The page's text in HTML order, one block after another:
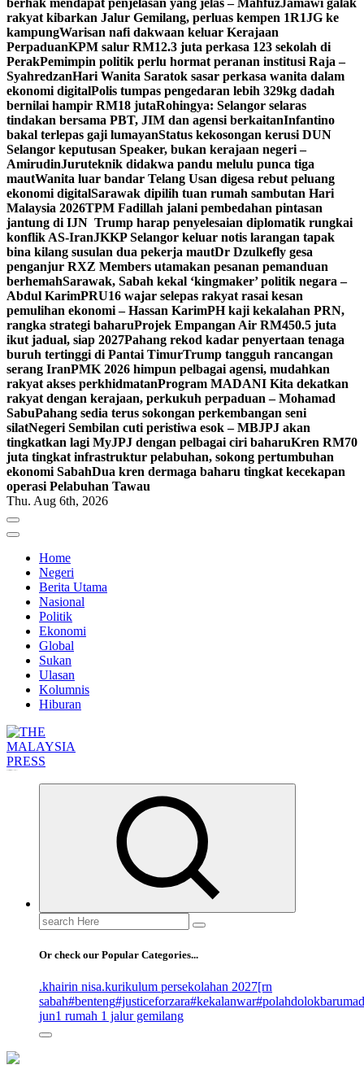
berhak mendapat penjelasan yang jelas – MahfuzJamawi galak
rakyat kibarkan Jalur Gemilang, perluas kempen 1R1JG ke
kampungWarisan nafi dakwaan keluar Kerajaan
PerpaduanKPM salur RM12.3 juta perkasa 123 sekolah di
PerakPemimpin politik perlu hormat peranan institusi Raja –
SyahredzanHari Wanita Saratok sasar perkasa wanita dalam
ekonomi digitalPolis tumpas pengedaran lebih 329kg dadah
bernilai hampir RM18 jutaRohingya: Selangor selaras
tindakan bersama PBT, JIM dan agensi berkaitanInfantino
bakal terlepas gaji lumayanStatus kekosongan kerusi DUN
Selangor keputusan Speaker, bukan kerajaan negeri –
AmirudinJuruteknik didakwa pandu melulu punca tiga
mautWanita luar bandar Telang Usan digesa rebut peluang
ekonomi digitalSarawak dipilih tuan rumah sambutan Hari
Malaysia 2026TPM Fadillah jalani pembedahan pintasan
jantung di IJN Trump harap penyelesaian diplomatik rungkai
konflik AS-IranJKKP Selangor keluar notis larangan tapak
bina kilang susulan dua pekerja mautDr Dzulkefly gesa
penganjur RXZ Members utamakan pesanan pemanduan
berhemahSarawak, Sabah kekal ‘kingmaker’ politik negara –
Abdul KarimPRU16 wajar selepas rakyat rasai kesan
pemulihan ekonomi – Hassan KarimPH kaji kekalahan PRN,
rangka strategi baharuProjek Empangan Air RM450.5 juta
ikut jadual, siap 2027Pahang rekod kadar penyertaan tenaga
buruh tertinggi di Pantai TimurTrump tangguh rancangan
serang IranPMK 2026 himpun pelbagai agensi, mudahkan
rakyat akses perkhidmatanProgram MADANI Kita dekatkan
rakyat dengan kerajaan, perkukuh perpaduan – Mohamad
SabuPahang sedia terus sokongan perkembangan seni
silatNegeri Sembilan cuti peristiwa esok – MBJPJ akan
tingkatkan lagi MyJPJ dengan pelbagai ciri baharuKren RM70
juta tingkat infrastruktur pelabuhan, sokong pertumbuhan
ekonomi SabahDua kren dermaga baharu tingkat kecekapan
operasi Pelabuhan Tawau
Thu. Aug 6th, 2026
Home
Negeri
Berita Utama
Nasional
Politik
Ekonomi
Global
Sukan
Ulasan
Kolumnis
Hiburan
Search
for:
Or check our Popular Categories...
.khairin nisa.kurikulum persekolahan 2027[rn
sabah#benteng#justiceforzara#kekalanwar
jun1 rumah 1 jalur gemilang